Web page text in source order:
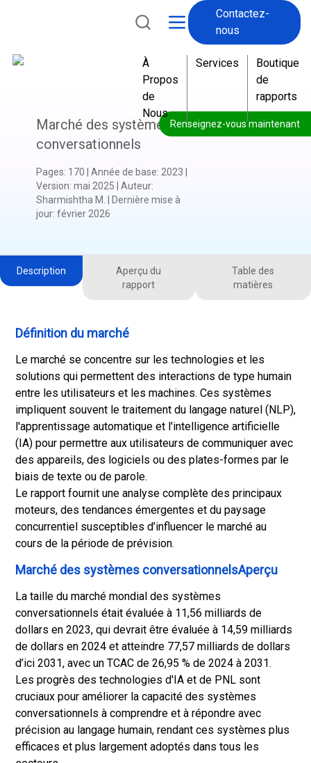
Contactez-
nous
À
Propos
de
Nous
Services
Boutique
de
rapports
Renseignez-vous maintenant
Marché des systèmes
conversationnels
Pages: 170 Année de base: 2023
Version: mai 2025 Auteur:
Sharmishtha M.
Dernière mise à
jour: février 2026
Description
Aperçu du
rapport
Table des
matières
Définition du marché
Le marché se concentre sur les technologies et les
solutions qui permettent des interactions de type humain
entre les utilisateurs et les machines. Ces systèmes
impliquent souvent le traitement du langage naturel (NLP),
l'apprentissage automatique et l'intelligence artificielle
(IA) pour permettre aux utilisateurs de communiquer avec
des appareils, des logiciels ou des plates-formes par le
biais de texte ou de parole.
Le rapport fournit une analyse complète des principaux
moteurs, des tendances émergentes et du paysage
concurrentiel susceptibles d’influencer le marché au
cours de la période de prévision.
Marché des systèmes conversationnelsAperçu
La taille du marché mondial des systèmes
conversationnels était évaluée à 11,56 milliards de
dollars en 2023, qui devrait être évaluée à 14,59 milliards
de dollars en 2024 et atteindre 77,57 milliards de dollars
d’ici 2031, avec un TCAC de 26,95 % de 2024 à 2031.
Les progrès des technologies d'IA et de PNL sont
cruciaux pour améliorer la capacité des systèmes
conversationnels à comprendre et à répondre avec
précision au langage humain, rendant ces systèmes plus
efficaces et plus largement adoptés dans tous les